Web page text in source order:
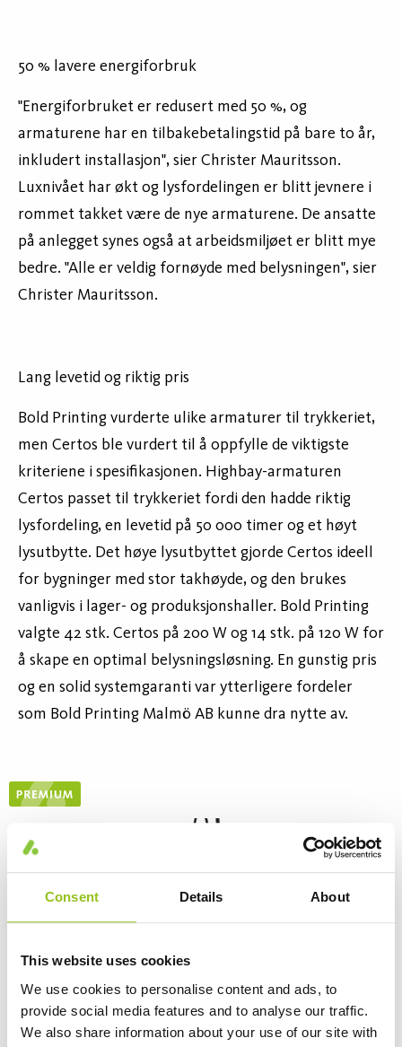
Consent Details About
This website uses cookies
We use cookies to personalise content and ads, to
provide social media features and to analyse our traffic.
We also share information about your use of our site with
50 % lavere energiforbruk
"Energiforbruket er redusert med 50 %, og
armaturene har en tilbakebetalingstid på bare to år,
inkludert installasjon", sier Christer Mauritsson.
Luxnivået har økt og lysfordelingen er blitt jevnere i
rommet takket være de nye armaturene. De ansatte
på anlegget synes også at arbeidsmiljøet er blitt mye
bedre. "Alle er veldig fornøyde med belysningen", sier
Christer Mauritsson.
Lang levetid og riktig pris
Bold Printing vurderte ulike armaturer til trykkeriet,
men Certos ble vurdert til å oppfylle de viktigste
kriteriene i spesifikasjonen. Highbay-armaturen
Certos passet til trykkeriet fordi den hadde riktig
lysfordeling, en levetid på 50 000 timer og et høyt
lysutbytte. Det høye lysutbyttet gjorde Certos ideell
for bygninger med stor takhøyde, og den brukes
vanligvis i lager- og produksjonshaller. Bold Printing
valgte 42 stk. Certos på 200 W og 14 stk. på 120 W for
å skape en optimal belysningsløsning. En gunstig pris
og en solid systemgaranti var ytterligere fordeler
som Bold Printing Malmö AB kunne dra nytte av.
Certos